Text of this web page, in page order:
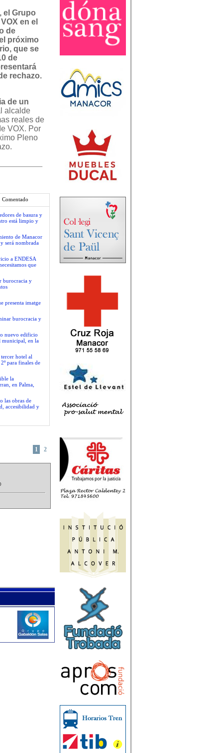
el Grupo
en el
de
próximo
que se
de
rechazo.
de un
alcalde
reales de
VOX. Por
Pleno
Comentado
de basura y
está limpio y
de Manacor
será nombrada
a ENDESA
que
burocracia y
presenta imatge
burocracia y
nuevo edificio
municipal, en la
hotel al
para finales de
la
en Palma,
las obras de
accesibilidad y
1 2